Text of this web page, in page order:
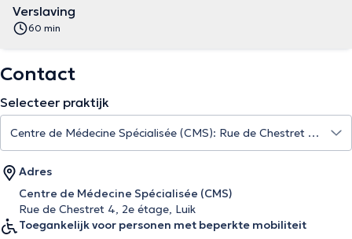
Verslaving
60 min
Contact
Selecteer praktijk
Adres
Centre de Médecine Spécialisée (CMS)
Rue de Chestret 4, 2e étage, Luik
Toegankelijk voor personen met beperkte mobiliteit